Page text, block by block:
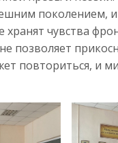
поколением,
чувства
позволяет
повториться, и